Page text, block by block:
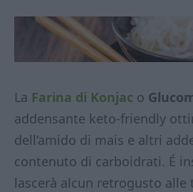
La Farina di Konjac o
addensante keto-friendly
dell’amido di mais e altri
contenuto di carboidrati. É
lascerà alcun retrogusto alle